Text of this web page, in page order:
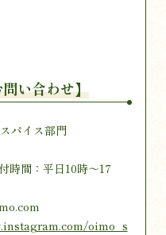
い合わせ】
パイス部門
時間：平日10時～17
oimo_s